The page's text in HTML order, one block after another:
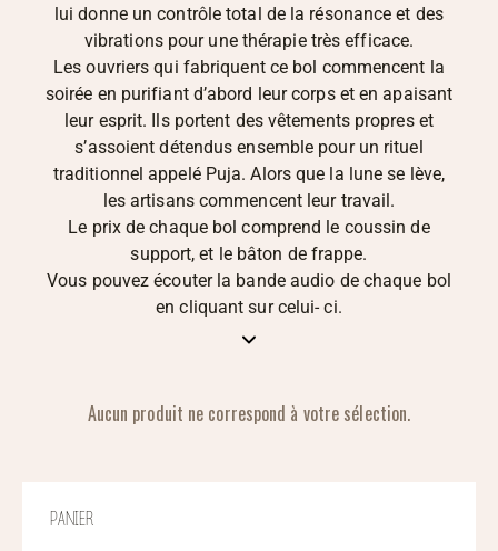
lui donne un contrôle total de la résonance et des
vibrations pour une thérapie très efficace.
Les ouvriers qui fabriquent ce bol commencent la
soirée en purifiant d’abord leur corps et en apaisant
leur esprit. Ils portent des vêtements propres et
s’assoient détendus ensemble pour un rituel
traditionnel appelé Puja. Alors que la lune se lève,
les artisans commencent leur travail.
Le prix de chaque bol comprend le coussin de
support, et le bâton de frappe.
Vous pouvez écouter la bande audio de chaque bol
en cliquant sur celui- ci.
Aucun produit ne correspond à votre sélection.
PANIER